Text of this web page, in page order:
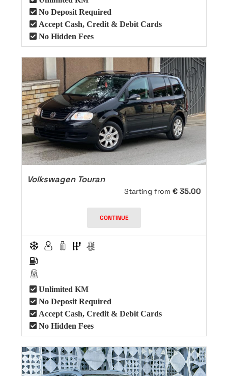
No Deposit Required
Accept Cash, Credit & Debit Cards
No Hidden Fees
Volkswagen Touran
Starting from € 35.00
CONTINUE
Unlimited KM
No Deposit Required
Accept Cash, Credit & Debit Cards
No Hidden Fees